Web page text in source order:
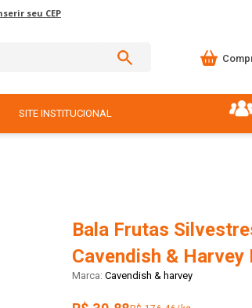
seu CEP
SITE INSTITUCIONAL
Bala Frutas
Cavendish & Harvey
Cavendish & harvey